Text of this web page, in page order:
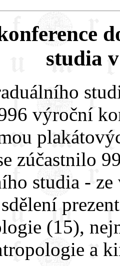
studia
výroční
zúčastnilo
studia -
(15),
a